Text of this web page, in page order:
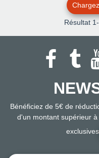
Résultat 1
Bénéficiez de 5€ de
d'un montant supérieur
exclusives